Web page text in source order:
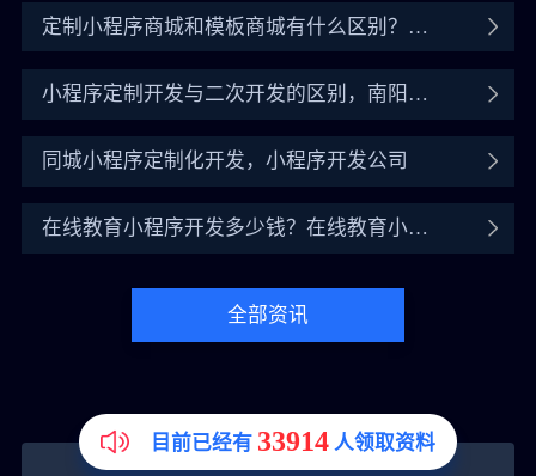
定制小程序商城和模板商城有什么区别？如
小程序定制开发与二次开发的区别，南阳定
同城小程序定制化开发，小程序开发公司
在线教育小程序开发多少钱？在线教育小程
全部资讯
目前已经有 33914 人领取资料